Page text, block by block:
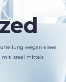
wegen eines
mit Israel mittels